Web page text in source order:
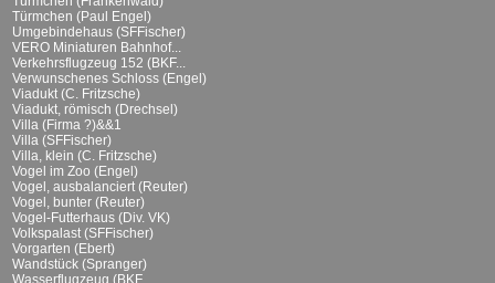
Türmchen (Paul Engel)
Umgebindehaus (SFFischer)
VERO Miniaturen Bahnhof...
Verkehrsflugzeug 152 (BKF...
Verwunschenes Schloss (Engel)
Viadukt (C. Fritzsche)
Viadukt, römisch (Drechsel)
Villa (Firma ?)&&1
Villa (SFFischer)
Villa, klein (C. Fritzsche)
Vogel im Zoo (Engel)
Vogel, ausbalanciert (Reuter)
Vogel, bunter (Reuter)
Vogel-Futterhaus (Div. VK)
Volkspalast (SFFischer)
Vorgarten (Ebert)
Wandstück (Spranger)
Wasserflugzeug (BKF